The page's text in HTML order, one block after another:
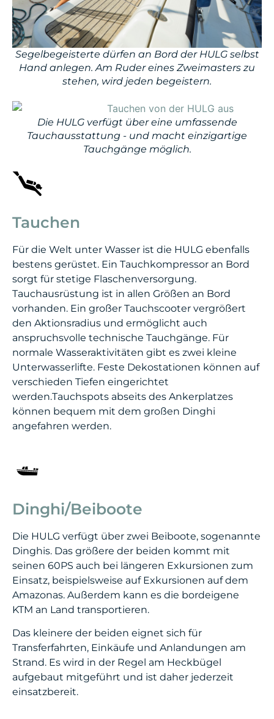
Segelbegeisterte dürfen an Bord der HULG selbst
Hand anlegen. Am Ruder eines Zweimasters zu
stehen, wird jeden begeistern.
Die HULG verfügt über eine umfassende
Tauchausstattung - und macht einzigartige
Tauchgänge möglich.
Tauchen
Für die Welt unter Wasser ist die HULG ebenfalls
bestens gerüstet. Ein Tauchkompressor an Bord
sorgt für stetige Flaschenversorgung.
Tauchausrüstung ist in allen Größen an Bord
vorhanden. Ein großer Tauchscooter vergrößert
den Aktionsradius und ermöglicht auch
anspruchsvolle technische Tauchgänge. Für
normale Wasseraktivitäten gibt es zwei kleine
Unterwasserlifte. Feste Dekostationen können auf
verschieden Tiefen eingerichtet
werden.Tauchspots abseits des Ankerplatzes
können bequem mit dem großen Dinghi
angefahren werden.
Dinghi/Beiboote
Die HULG verfügt über zwei Beiboote, sogenannte
Dinghis. Das größere der beiden kommt mit
seinen 60PS auch bei längeren Exkursionen zum
Einsatz, beispielsweise auf Exkursionen auf dem
Amazonas. Außerdem kann es die bordeigene
KTM an Land transportieren.
Das kleinere der beiden eignet sich für
Transferfahrten, Einkäufe und Anlandungen am
Strand. Es wird in der Regel am Heckbügel
aufgebaut mitgeführt und ist daher jederzeit
einsatzbereit.